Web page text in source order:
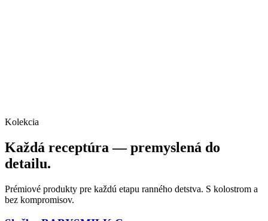
Kolekcia
Každá receptúra — premyslená do
detailu.
Prémiové produkty pre každú etapu ranného detstva. S kolostrom a
bez kompromisov.